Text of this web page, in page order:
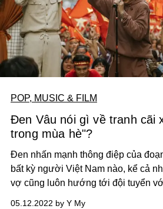
POP, MUSIC & FILM
Đen Vâu nói gì về tranh cãi
trong mùa hè"?
Đen nhấn mạnh thông điệp của
bất kỳ người Việt Nam nào, kể cả
vợ cũng luôn hướng tới đội tuyển
05.12.2022 by Y My